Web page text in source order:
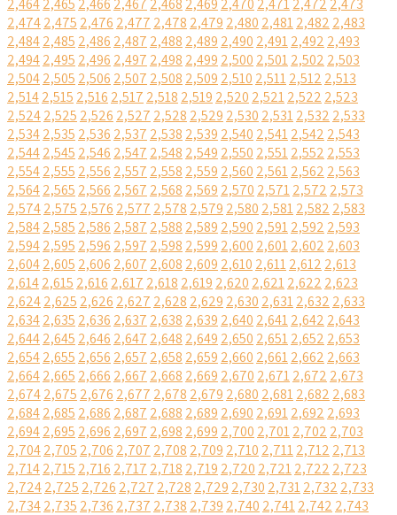
2,4642,465 2,466 2,467 2,468 2,469 2,470 2,4712,472 2,473
2,4742,475 2,476 2,477 2,478 2,479 2,480 2,4812,482 2,483
2,4842,485 2,486 2,487 2,488 2,489 2,490 2,4912,492 2,493
2,4942,495 2,496 2,497 2,498 2,499 2,500 2,5012,502 2,503
2,5042,505 2,506 2,507 2,508 2,509 2,510 2,5112,512 2,513
2,5142,515 2,516 2,517 2,518 2,519 2,520 2,5212,522 2,523
2,5242,525 2,526 2,527 2,528 2,529 2,530 2,5312,532 2,533
2,5342,535 2,536 2,537 2,538 2,539 2,540 2,5412,542 2,543
2,5442,545 2,546 2,547 2,548 2,549 2,550 2,5512,552 2,553
2,5542,555 2,556 2,557 2,558 2,559 2,560 2,5612,562 2,563
2,5642,565 2,566 2,567 2,568 2,569 2,570 2,5712,572 2,573
2,5742,575 2,576 2,577 2,578 2,579 2,580 2,5812,582 2,583
2,5842,585 2,586 2,587 2,588 2,589 2,590 2,5912,592 2,593
2,5942,595 2,596 2,597 2,598 2,599 2,600 2,6012,602 2,603
2,6042,605 2,606 2,607 2,608 2,609 2,610 2,6112,612 2,613
2,6142,615 2,616 2,617 2,618 2,619 2,620 2,6212,622 2,623
2,6242,625 2,626 2,627 2,628 2,629 2,630 2,6312,632 2,633
2,6342,635 2,636 2,637 2,638 2,639 2,640 2,6412,642 2,643
2,6442,645 2,646 2,647 2,648 2,649 2,650 2,6512,652 2,653
2,6542,655 2,656 2,657 2,658 2,659 2,660 2,6612,662 2,663
2,6642,665 2,666 2,667 2,668 2,669 2,670 2,6712,672 2,673
2,6742,675 2,676 2,677 2,678 2,679 2,680 2,6812,682 2,683
2,6842,685 2,686 2,687 2,688 2,689 2,690 2,6912,692 2,693
2,6942,695 2,696 2,697 2,698 2,699 2,700 2,7012,702 2,703
2,7042,705 2,706 2,707 2,708 2,709 2,710 2,7112,712 2,713
2,7142,715 2,716 2,717 2,718 2,719 2,720 2,7212,722 2,723
2,7242,725 2,726 2,727 2,728 2,729 2,730 2,7312,732 2,733
2,7342,735 2,736 2,737 2,738 2,739 2,740 2,7412,742 2,743